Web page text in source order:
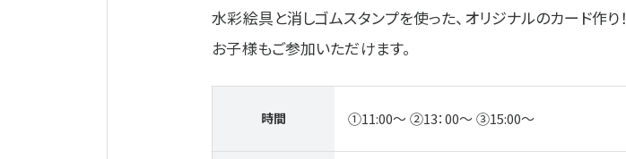
水彩絵具と消しゴムスタンプを使った、オリジナルのカード作り！
お子様もご参加いただけます。
時間 ①11:00～ ②13：00～ ③15:00～